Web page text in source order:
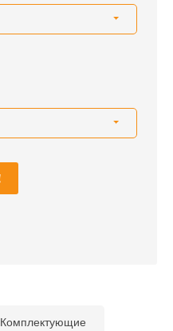
Комплектующие